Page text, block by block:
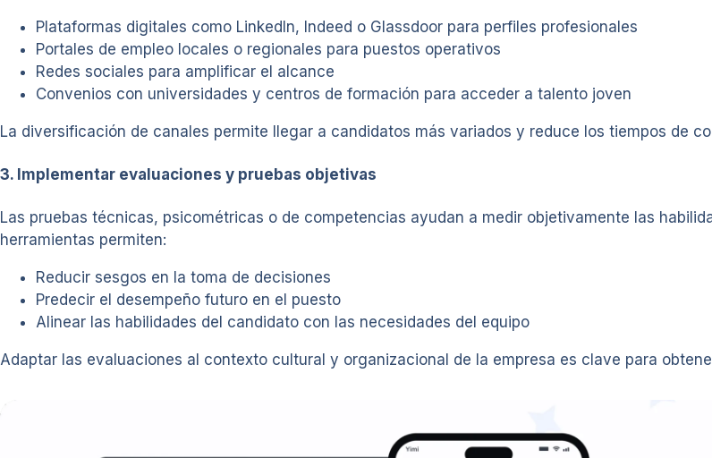
Plataformas digitales como LinkedIn, Indeed o Glassdoor para perfiles profesionales
Portales de empleo locales o regionales para puestos operativos
Redes sociales para amplificar el alcance
Convenios con universidades y centros de formación para acceder a talento joven
La diversificación de canales permite llegar a candidatos más variados y reduce los tiempos de
3. Implementar evaluaciones y pruebas objetivas
Las pruebas técnicas, psicométricas o de competencias ayudan a medir objetivamente las
herramientas permiten:
Reducir sesgos en la toma de decisiones
Predecir el desempeño futuro en el puesto
Alinear las habilidades del candidato con las necesidades del equipo
Adaptar las evaluaciones al contexto cultural y organizacional de la empresa es clave para